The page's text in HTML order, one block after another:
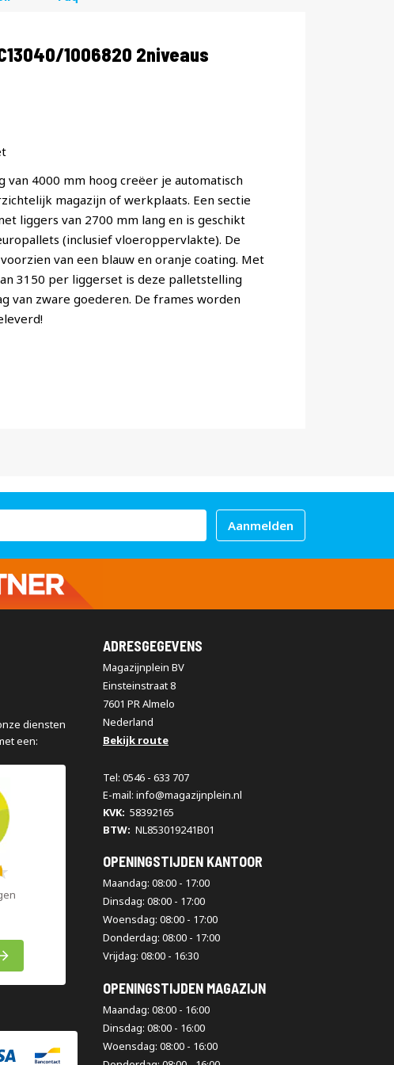
1006820 2niveaus
van 4000 mm hoog creëer je automatisch
magazijn of werkplaats. Een sectie
liggers van 2700 mm lang en is geschikt
(inclusief vloeroppervlakte). De
van een blauw en oranje coating. Met
3150 per liggerset is deze palletstelling
van zware goederen. De frames worden
Aanmelden
diensten
een:
ADRESGEGEVENS
Magazijnplein BV
Einsteinstraat 8
7601 PR Almelo
Nederland
Bekijk route
Tel: 0546 - 633 707
E-mail: info@magazijnplein.nl
KVK: 58392165
BTW: NL853019241B01
OPENINGSTIJDEN KANTOOR
Maandag: 08:00 - 17:00
Dinsdag: 08:00 - 17:00
Woensdag: 08:00 - 17:00
Donderdag: 08:00 - 17:00
Vrijdag: 08:00 - 16:30
OPENINGSTIJDEN MAGAZIJN
Maandag: 08:00 - 16:00
Dinsdag: 08:00 - 16:00
Woensdag: 08:00 - 16:00